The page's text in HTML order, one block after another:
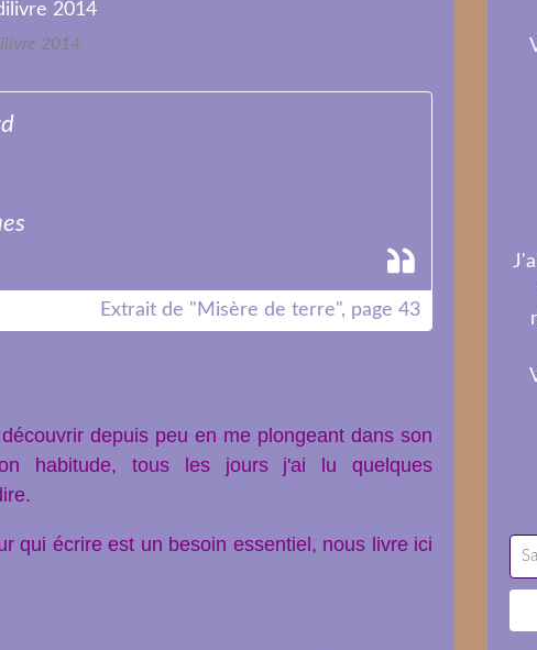
2014
Extrait de "Misère de terre", page 43
depuis peu en me plongeant dans son
habitude, tous les jours j'ai lu quelques
qui écrire est un besoin essentiel, nous livre ici